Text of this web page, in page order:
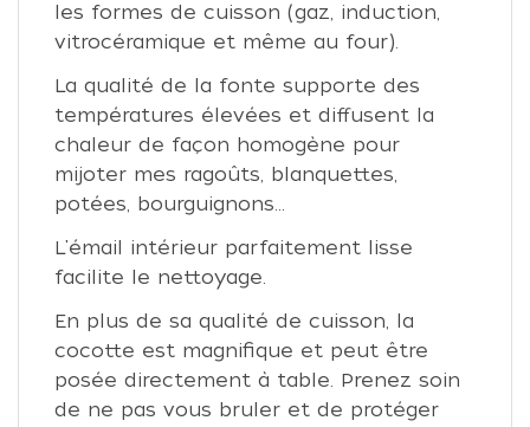
les formes de cuisson (gaz, induction,
vitrocéramique et même au four).
La qualité de la fonte supporte des
températures élevées et diffusent la
chaleur de façon homogène pour
mijoter mes ragoûts, blanquettes,
potées, bourguignons...
L'émail intérieur parfaitement lisse
facilite le nettoyage.
En plus de sa qualité de cuisson, la
cocotte est magnifique et peut être
posée directement à table. Prenez soin
de ne pas vous bruler et de protéger